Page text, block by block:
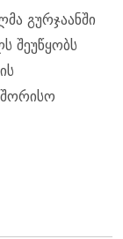
გურჯაანში
შეუწყობს